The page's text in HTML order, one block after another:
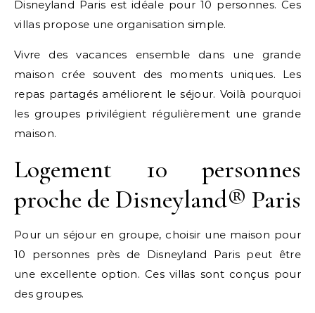
Disneyland Paris est idéale pour 10 personnes. Ces
villas propose une organisation simple.
Vivre des vacances ensemble dans une grande
maison crée souvent des moments uniques. Les
repas partagés améliorent le séjour. Voilà pourquoi
les groupes privilégient régulièrement une grande
maison.
Logement 10 personnes
proche de Disneyland® Paris
Pour un séjour en groupe, choisir une maison pour
10 personnes près de Disneyland Paris peut être
une excellente option. Ces villas sont conçus pour
des groupes.